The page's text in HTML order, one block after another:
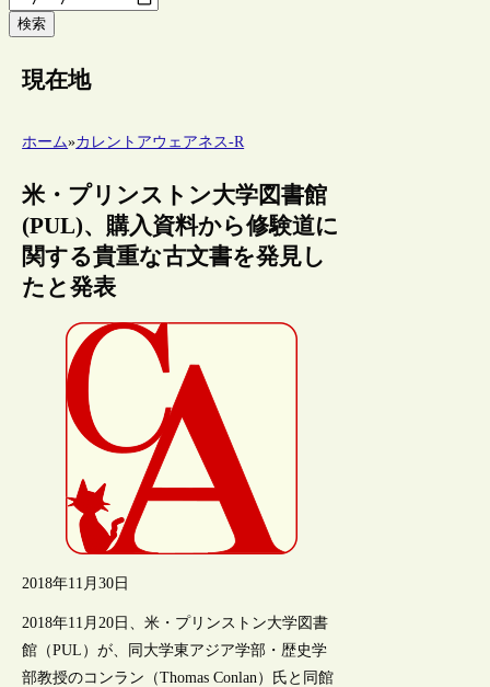
検索
現在地
ホーム»カレントアウェアネス-R
米・プリンストン大学図書館
(PUL)、購入資料から修験道に
関する貴重な古文書を発見し
たと発表
2018年11月30日
2018年11月20日、米・プリンストン大学図書
館（PUL）が、同大学東アジア学部・歴史学
部教授のコンラン（Thomas Conlan）氏と同館